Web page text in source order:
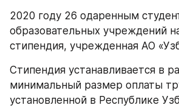
2020 году 26 одаренным
образовательных учреждений
стипендия, учрежденная АО
Стипендия устанавливается в
минимальный размер оплаты
установленной в Республике